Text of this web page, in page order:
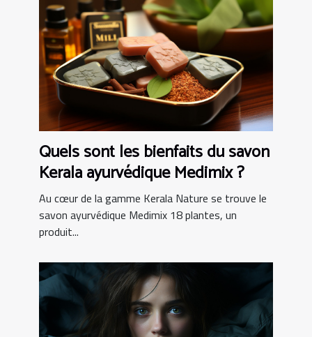
Quels sont les bienfaits du savon
Kerala ayurvédique Medimix ?
Au cœur de la gamme Kerala Nature se trouve le
savon ayurvédique Medimix 18 plantes, un
produit...